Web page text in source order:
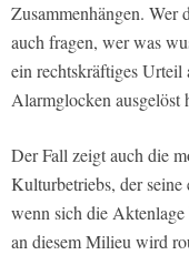
Zusammenhängen. Wer
auch fragen, wer was
ein rechtskräftiges Urteil
Alarmglocken ausgelöst
Der Fall zeigt auch die
Kulturbetriebs, der seine
wenn sich die
an diesem Milieu wird